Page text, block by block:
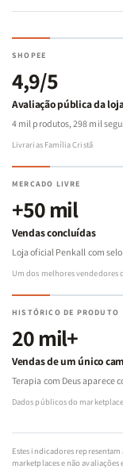
SHOPEE
4,9/5
Avaliação pública da
4 mil produtos, 298 mil
Livrarias Família Cristã
MERCADO LIVRE
+50 mil
Vendas concluídas
Loja oficial Penkall com
Um dos melhores vendedores
HISTÓRICO DE PRODUTO
20 mil+
Vendas de um único
Terapia com Deus aparece
Dados públicos do marketplace
Estes indicadores
marketplaces e não